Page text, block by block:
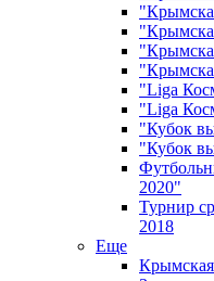
"Liga
"Liga
"Кубок
"Кубок
2020"
Турнир
2018
Еще